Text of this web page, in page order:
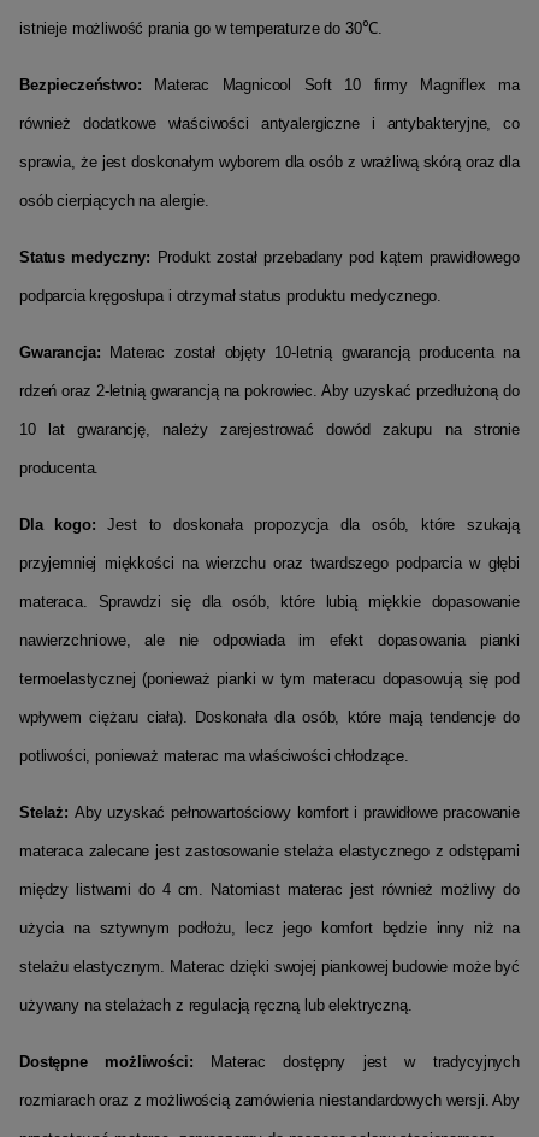
istnieje możliwość prania go w temperaturze do 30℃.
Bezpieczeństwo: Materac Magnicool Soft 10 firmy Magniflex ma
również dodatkowe właściwości antyalergiczne i antybakteryjne, co
sprawia, że jest doskonałym wyborem dla osób z wrażliwą skórą oraz dla
osób cierpiących na alergie.
Status medyczny: Produkt został przebadany pod kątem prawidłowego
podparcia kręgosłupa i otrzymał status produktu medycznego.
Gwarancja: Materac został objęty 10-letnią gwarancją producenta na
rdzeń oraz 2-letnią gwarancją na pokrowiec. Aby uzyskać przedłużoną do
10 lat gwarancję, należy zarejestrować dowód zakupu na stronie
producenta.
Dla kogo: Jest to doskonała propozycja dla osób, które szukają
przyjemniej miękkości na wierzchu oraz twardszego podparcia w głębi
materaca. Sprawdzi się dla osób, które lubią miękkie dopasowanie
nawierzchniowe, ale nie odpowiada im efekt dopasowania pianki
termoelastycznej (ponieważ pianki w tym materacu dopasowują się pod
wpływem ciężaru ciała). Doskonała dla osób, które mają tendencje do
potliwości, ponieważ materac ma właściwości chłodzące.
Stelaż: Aby uzyskać pełnowartościowy komfort i prawidłowe pracowanie
materaca zalecane jest zastosowanie stelaża elastycznego z odstępami
między listwami do 4 cm. Natomiast materac jest również możliwy do
użycia na sztywnym podłożu, lecz jego komfort będzie inny niż na
stelażu elastycznym. Materac dzięki swojej piankowej budowie może być
używany na stelażach z regulacją ręczną lub elektryczną.
Dostępne możliwości: Materac dostępny jest w tradycyjnych
rozmiarach oraz z możliwością zamówienia niestandardowych wersji. Aby